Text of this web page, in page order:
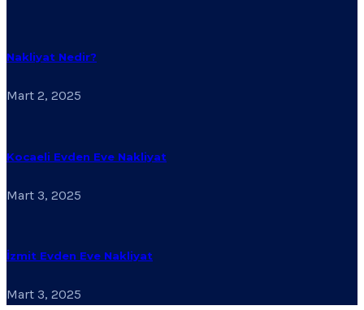
Nakliyat Nedir?
Mart 2, 2025
Kocaeli Evden Eve Nakliyat
Mart 3, 2025
İzmit Evden Eve Nakliyat
Mart 3, 2025